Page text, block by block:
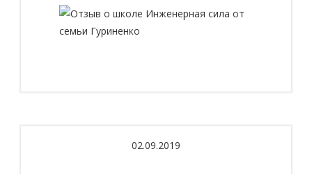
02.09.2019